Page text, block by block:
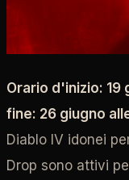
Orario d'inizio: 19
fine: 26 giugno
Diablo IV idonei
Drop sono attivi